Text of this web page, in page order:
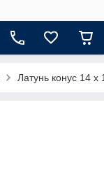
Латунь конус 14